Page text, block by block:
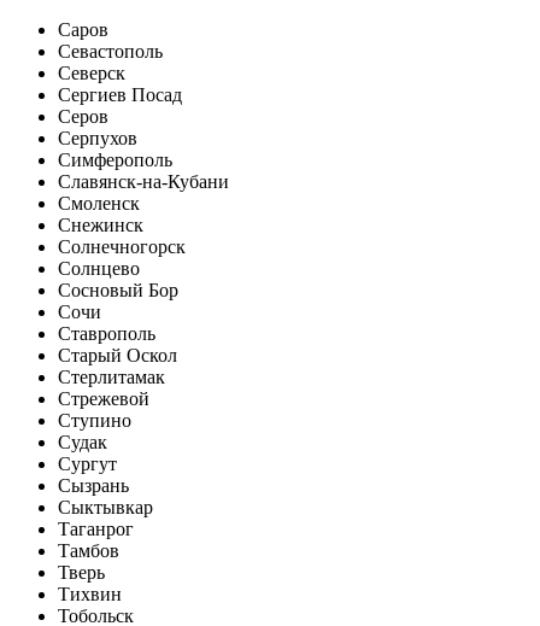
Саров
Севастополь
Северск
Сергиев Посад
Серов
Серпухов
Симферополь
Славянск-на-Кубани
Смоленск
Снежинск
Солнечногорск
Солнцево
Сосновый Бор
Сочи
Ставрополь
Старый Оскол
Стерлитамак
Стрежевой
Ступино
Судак
Сургут
Сызрань
Сыктывкар
Таганрог
Тамбов
Тверь
Тихвин
Тобольск